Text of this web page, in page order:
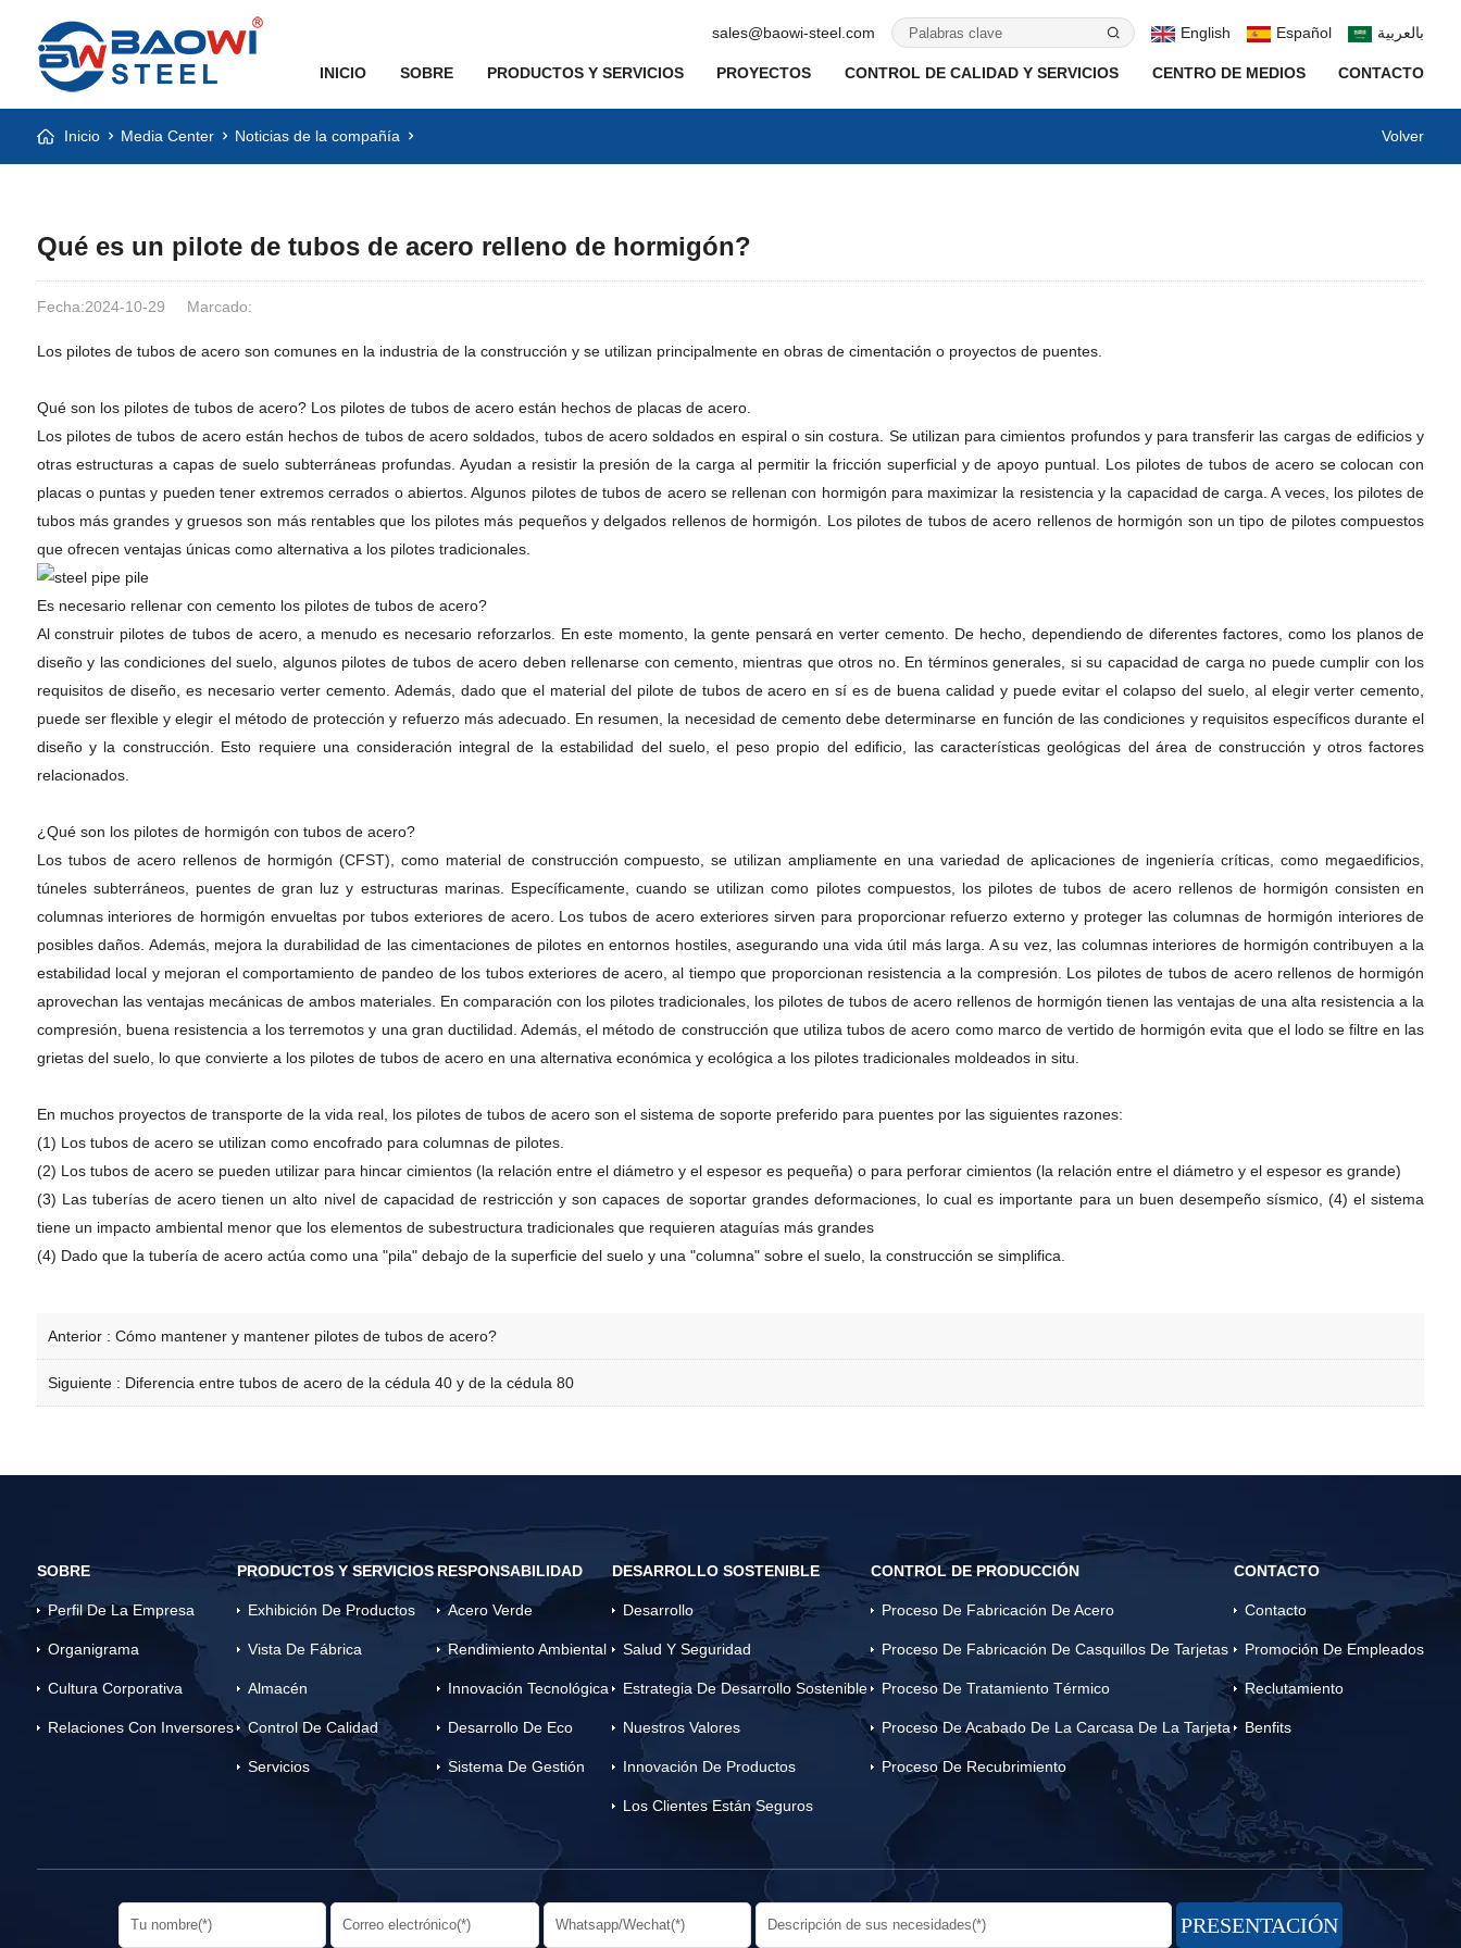
sales@baowi-steel.com English Español بالعربية
INICIO SOBRE PRODUCTOS Y SERVICIOS PROYECTOS CONTROL DE CALIDAD Y SERVICIOS CENTRO DE MEDIOS CONTACTO
Volver
Inicio Media Center Noticias de la compañía
Qué es un pilote de tubos de acero relleno de hormigón?
Fecha:2024-10-29 Marcado:
Los pilotes de tubos de acero son comunes en la industria de la construcción y se utilizan principalmente en obras de cimentación o proyectos de puentes.
Qué son los pilotes de tubos de acero? Los pilotes de tubos de acero están hechos de placas de acero.
Los pilotes de tubos de acero están hechos de tubos de acero soldados, tubos de acero soldados en espiral o sin costura. Se utilizan para cimientos profundos y para transferir las cargas de edificios y
otras estructuras a capas de suelo subterráneas profundas. Ayudan a resistir la presión de la carga al permitir la fricción superficial y de apoyo puntual. Los pilotes de tubos de acero se colocan con
placas o puntas y pueden tener extremos cerrados o abiertos. Algunos pilotes de tubos de acero se rellenan con hormigón para maximizar la resistencia y la capacidad de carga. A veces, los pilotes de
tubos más grandes y gruesos son más rentables que los pilotes más pequeños y delgados rellenos de hormigón. Los pilotes de tubos de acero rellenos de hormigón son un tipo de pilotes compuestos
que ofrecen ventajas únicas como alternativa a los pilotes tradicionales.
Es necesario rellenar con cemento los pilotes de tubos de acero?
Al construir pilotes de tubos de acero, a menudo es necesario reforzarlos. En este momento, la gente pensará en verter cemento. De hecho, dependiendo de diferentes factores, como los planos de
diseño y las condiciones del suelo, algunos pilotes de tubos de acero deben rellenarse con cemento, mientras que otros no. En términos generales, si su capacidad de carga no puede cumplir con los
requisitos de diseño, es necesario verter cemento. Además, dado que el material del pilote de tubos de acero en sí es de buena calidad y puede evitar el colapso del suelo, al elegir verter cemento,
puede ser flexible y elegir el método de protección y refuerzo más adecuado. En resumen, la necesidad de cemento debe determinarse en función de las condiciones y requisitos específicos durante el
diseño y la construcción. Esto requiere una consideración integral de la estabilidad del suelo, el peso propio del edificio, las características geológicas del área de construcción y otros factores
relacionados.
¿Qué son los pilotes de hormigón con tubos de acero?
Los tubos de acero rellenos de hormigón (CFST), como material de construcción compuesto, se utilizan ampliamente en una variedad de aplicaciones de ingeniería críticas, como megaedificios,
túneles subterráneos, puentes de gran luz y estructuras marinas. Específicamente, cuando se utilizan como pilotes compuestos, los pilotes de tubos de acero rellenos de hormigón consisten en
columnas interiores de hormigón envueltas por tubos exteriores de acero. Los tubos de acero exteriores sirven para proporcionar refuerzo externo y proteger las columnas de hormigón interiores de
posibles daños. Además, mejora la durabilidad de las cimentaciones de pilotes en entornos hostiles, asegurando una vida útil más larga. A su vez, las columnas interiores de hormigón contribuyen a la
estabilidad local y mejoran el comportamiento de pandeo de los tubos exteriores de acero, al tiempo que proporcionan resistencia a la compresión. Los pilotes de tubos de acero rellenos de hormigón
aprovechan las ventajas mecánicas de ambos materiales. En comparación con los pilotes tradicionales, los pilotes de tubos de acero rellenos de hormigón tienen las ventajas de una alta resistencia a la
compresión, buena resistencia a los terremotos y una gran ductilidad. Además, el método de construcción que utiliza tubos de acero como marco de vertido de hormigón evita que el lodo se filtre en las
grietas del suelo, lo que convierte a los pilotes de tubos de acero en una alternativa económica y ecológica a los pilotes tradicionales moldeados in situ.
En muchos proyectos de transporte de la vida real, los pilotes de tubos de acero son el sistema de soporte preferido para puentes por las siguientes razones:
(1) Los tubos de acero se utilizan como encofrado para columnas de pilotes.
(2) Los tubos de acero se pueden utilizar para hincar cimientos (la relación entre el diámetro y el espesor es pequeña) o para perforar cimientos (la relación entre el diámetro y el espesor es grande)
(3) Las tuberías de acero tienen un alto nivel de capacidad de restricción y son capaces de soportar grandes deformaciones, lo cual es importante para un buen desempeño sísmico, (4) el sistema
tiene un impacto ambiental menor que los elementos de subestructura tradicionales que requieren ataguías más grandes
(4) Dado que la tubería de acero actúa como una "pila" debajo de la superficie del suelo y una "columna" sobre el suelo, la construcción se simplifica.
Anterior : Cómo mantener y mantener pilotes de tubos de acero?
Siguiente : Diferencia entre tubos de acero de la cédula 40 y de la cédula 80
SOBRE
Perfil De La Empresa
Organigrama
Cultura Corporativa
Relaciones Con Inversores
PRODUCTOS Y SERVICIOS
Exhibición De Productos
Vista De Fábrica
Almacén
Control De Calidad
Servicios
RESPONSABILIDAD
Acero Verde
Rendimiento Ambiental
Innovación Tecnológica
Desarrollo De Eco
Sistema De Gestión
DESARROLLO SOSTENIBLE
Desarrollo
Salud Y Seguridad
Estrategia De Desarrollo Sostenible
Nuestros Valores
Innovación De Productos
Los Clientes Están Seguros
CONTROL DE PRODUCCIÓN
Proceso De Fabricación De Acero
Proceso De Fabricación De Casquillos De Tarjetas
Proceso De Tratamiento Térmico
Proceso De Acabado De La Carcasa De La Tarjeta
Proceso De Recubrimiento
CONTACTO
Contacto
Promoción De Empleados
Reclutamiento
Benfits